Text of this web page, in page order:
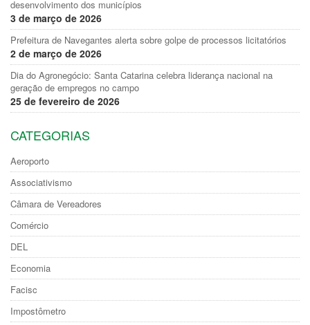
desenvolvimento dos municípios
3 de março de 2026
Prefeitura de Navegantes alerta sobre golpe de processos licitatórios
2 de março de 2026
Dia do Agronegócio: Santa Catarina celebra liderança nacional na
geração de empregos no campo
25 de fevereiro de 2026
CATEGORIAS
Aeroporto
Associativismo
Câmara de Vereadores
Comércio
DEL
Economia
Facisc
Impostômetro